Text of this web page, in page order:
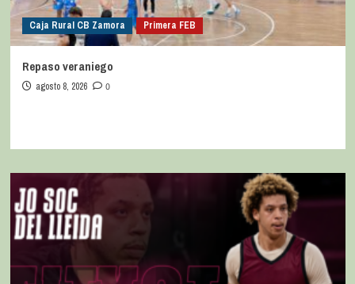
Caja Rural CB Zamora Primera FEB
Repaso veraniego
agosto 8, 2026 0